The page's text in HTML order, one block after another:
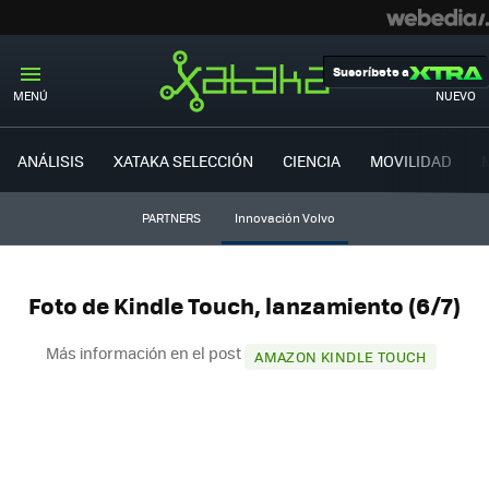
MENÚ NUEVO
Suscríbete a
ANÁLISIS XATAKA SELECCIÓN CIENCIA MOVILIDAD
PARTNERS Innovación Volvo
Foto de Kindle Touch, lanzamiento (6/7)
Más información en el post AMAZON KINDLE TOUCH